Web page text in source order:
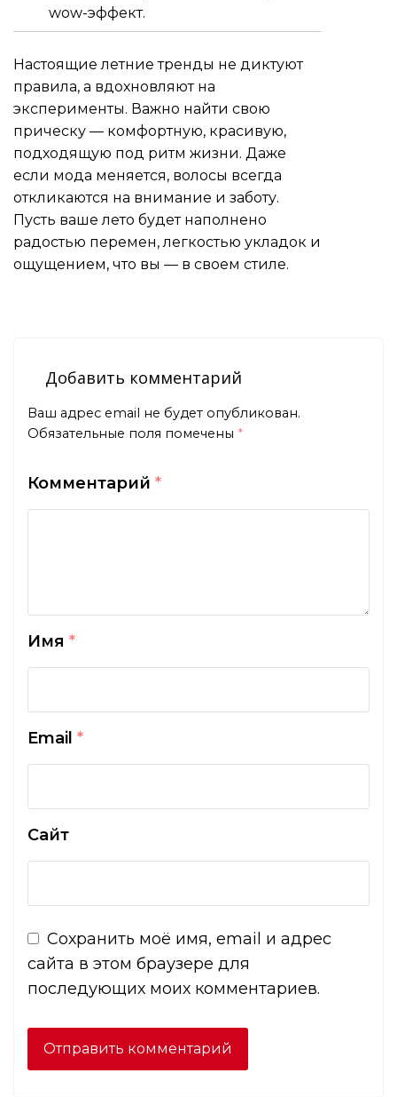
wow-эффект.
Настоящие летние тренды не диктуют
правила, а вдохновляют на
эксперименты. Важно найти свою
прическу — комфортную, красивую,
подходящую под ритм жизни. Даже
если мода меняется, волосы всегда
откликаются на внимание и заботу.
Пусть ваше лето будет наполнено
радостью перемен, легкостью укладок и
ощущением, что вы — в своем стиле.
Добавить комментарий
Ваш адрес email не будет опубликован.
Обязательные поля помечены *
Комментарий *
Имя *
Email *
Сайт
Сохранить моё имя, email и адрес
сайта в этом браузере для
последующих моих комментариев.